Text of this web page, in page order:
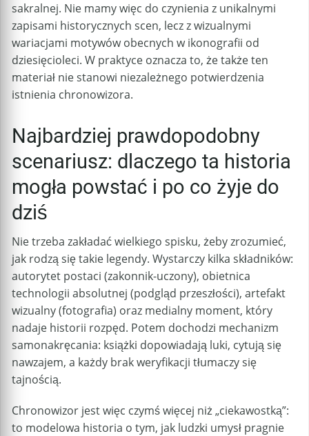
sakralnej. Nie mamy więc do czynienia z unikalnymi
zapisami historycznych scen, lecz z wizualnymi
wariacjami motywów obecnych w ikonografii od
dziesięcioleci. W praktyce oznacza to, że także ten
materiał nie stanowi niezależnego potwierdzenia
istnienia chronowizora.
Najbardziej prawdopodobny
scenariusz: dlaczego ta historia
mogła powstać i po co żyje do
dziś
Nie trzeba zakładać wielkiego spisku, żeby zrozumieć,
jak rodzą się takie legendy. Wystarczy kilka składników:
autorytet postaci (zakonnik-uczony), obietnica
technologii absolutnej (podgląd przeszłości), artefakt
wizualny (fotografia) oraz medialny moment, który
nadaje historii rozpęd. Potem dochodzi mechanizm
samonakręcania: książki dopowiadają luki, cytują się
nawzajem, a każdy brak weryfikacji tłumaczy się
tajnością.
Chronowizor jest więc czymś więcej niż „ciekawostką”:
to modelowa historia o tym, jak ludzki umysł pragnie